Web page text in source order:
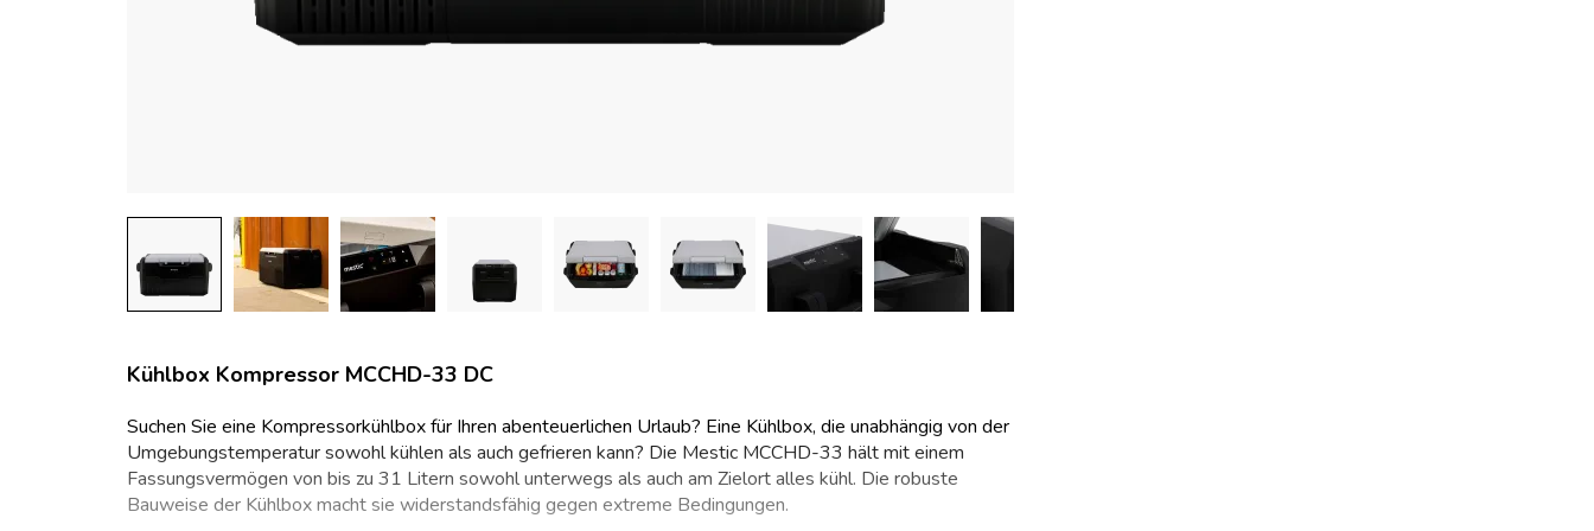
Kühlbox Kompressor MCCHD-33 DC
Suchen Sie eine Kompressorkühlbox für Ihren abenteuerlichen Urlaub? Eine Kühlbox, die unabhängig von der
Umgebungstemperatur sowohl kühlen als auch gefrieren kann? Die Mestic MCCHD-33 hält mit einem
Fassungsvermögen von bis zu 31 Litern sowohl unterwegs als auch am Zielort alles kühl. Die robuste
Bauweise der Kühlbox macht sie widerstandsfähig gegen extreme Bedingungen.